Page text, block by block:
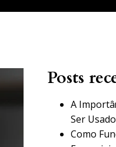
Posts
A
Ser
Como